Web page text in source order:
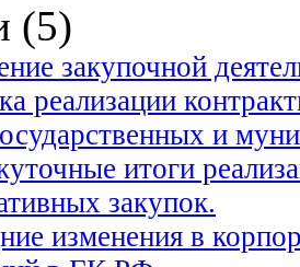
(5)
закупочной
реализации
и
итоги
закупок.
изменения в